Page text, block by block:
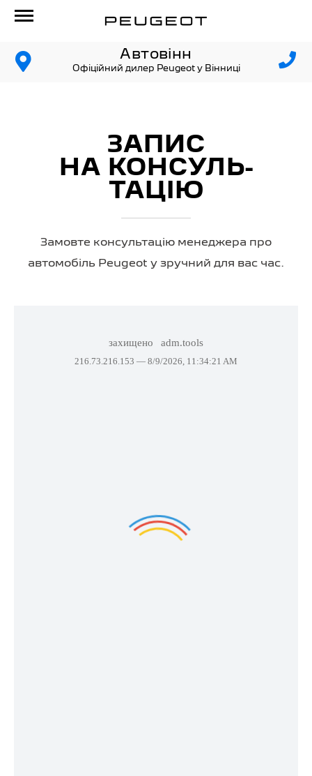
Автовінн
Офіційний дилер Peugeot у Вінниці
ЗАПИС
НА КОНСУЛЬ­
ТАЦІЮ
Замовте консультацію менеджера про
автомобіль Peugeot у зручний для вас час.